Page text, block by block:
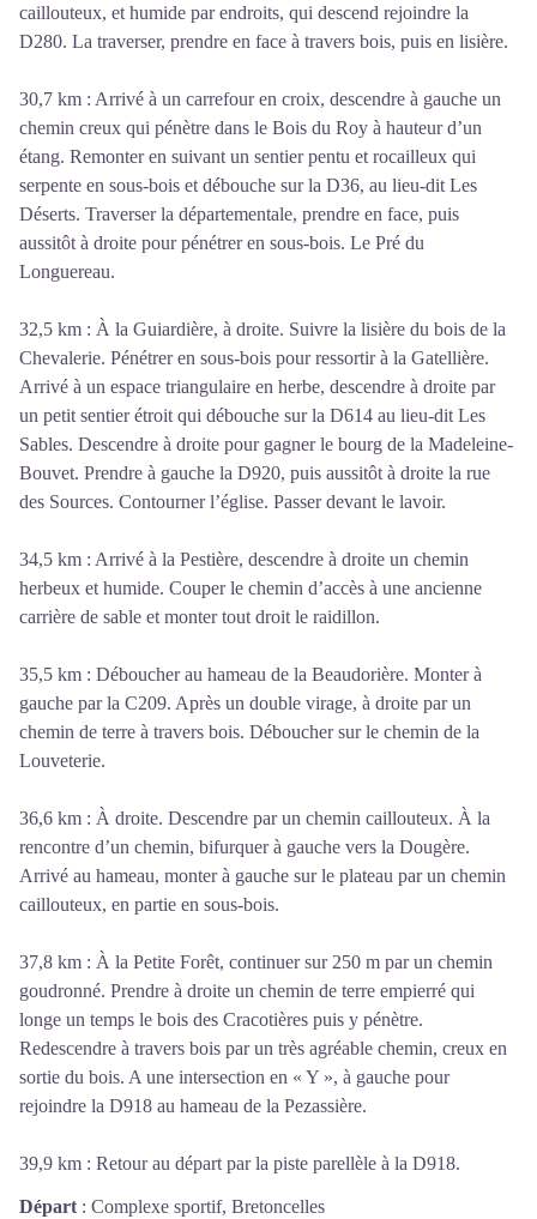
caillouteux, et humide par endroits, qui descend rejoindre la
D280. La traverser, prendre en face à travers bois, puis en lisière.
30,7 km : Arrivé à un carrefour en croix, descendre à gauche un
chemin creux qui pénètre dans le Bois du Roy à hauteur d’un
étang. Remonter en suivant un sentier pentu et rocailleux qui
serpente en sous-bois et débouche sur la D36, au lieu-dit Les
Déserts. Traverser la départementale, prendre en face, puis
aussitôt à droite pour pénétrer en sous-bois. Le Pré du
Longuereau.
32,5 km : À la Guiardière, à droite. Suivre la lisière du bois de la
Chevalerie. Pénétrer en sous-bois pour ressortir à la Gatellière.
Arrivé à un espace triangulaire en herbe, descendre à droite par
un petit sentier étroit qui débouche sur la D614 au lieu-dit Les
Sables. Descendre à droite pour gagner le bourg de la Madeleine-
Bouvet. Prendre à gauche la D920, puis aussitôt à droite la rue
des Sources. Contourner l’église. Passer devant le lavoir.
34,5 km : Arrivé à la Pestière, descendre à droite un chemin
herbeux et humide. Couper le chemin d’accès à une ancienne
carrière de sable et monter tout droit le raidillon.
35,5 km : Déboucher au hameau de la Beaudorière. Monter à
gauche par la C209. Après un double virage, à droite par un
chemin de terre à travers bois. Déboucher sur le chemin de la
Louveterie.
36,6 km : À droite. Descendre par un chemin caillouteux. À la
rencontre d’un chemin, bifurquer à gauche vers la Dougère.
Arrivé au hameau, monter à gauche sur le plateau par un chemin
caillouteux, en partie en sous-bois.
37,8 km : À la Petite Forêt, continuer sur 250 m par un chemin
goudronné. Prendre à droite un chemin de terre empierré qui
longe un temps le bois des Cracotières puis y pénètre.
Redescendre à travers bois par un très agréable chemin, creux en
sortie du bois. A une intersection en « Y », à gauche pour
rejoindre la D918 au hameau de la Pezassière.
39,9 km : Retour au départ par la piste parellèle à la D918.
Départ : Complexe sportif, Bretoncelles